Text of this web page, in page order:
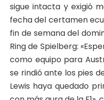
sigue intacta y exigió
fecha del certamen
fin de semana del
Ring de Spielberg:
como equipo para
se rindió ante los pies
Lewis haya quedado